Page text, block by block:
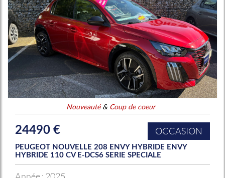
Nouveauté& Coup de coeur
24490 € OCCASION
PEUGEOT NOUVELLE 208 ENVY HYBRIDE ENVY
HYBRIDE 110 CV E-DCS6 SERIE SPECIALE